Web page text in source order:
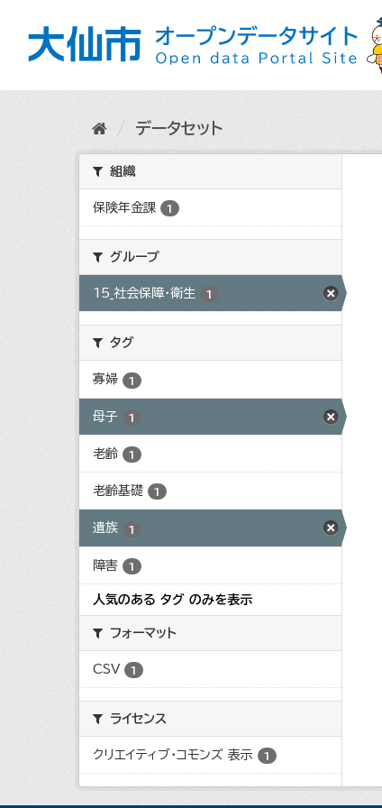
データセット
組織
保険年金課 1
グループ
15_社会保障・衛生 1
タグ
寡婦 1
母子 1
老齢 1
老齢基礎 1
遺族 1
障害 1
人気のある タグ のみを表示
フォーマット
CSV 1
ライセンス
クリエイティブ・コモンズ 表示 1